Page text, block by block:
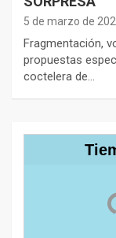
5 de marzo de
Fragmentación,
propuestas
coctelera de…